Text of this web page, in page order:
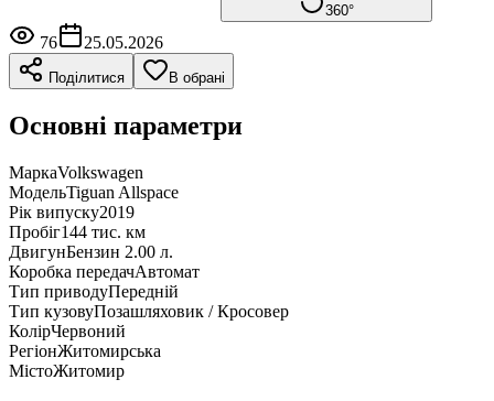
360°
76 25.05.2026
Поділитися В обрані
Основні параметри
МаркаVolkswagen
МодельTiguan Allspace
Рік випуску2019
Пробіг144 тис. км
ДвигунБензин 2.00 л.
Коробка передачАвтомат
Тип приводуПередній
Тип кузовуПозашляховик / Кросовер
КолірЧервоний
РегіонЖитомирська
МістоЖитомир